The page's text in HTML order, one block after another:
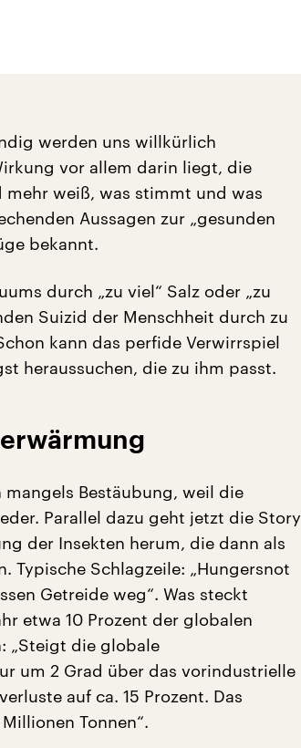
werden uns willkürlich
vor allem darin liegt, die
mehr weiß, was stimmt und was
Aussagen zur „gesunden
bekannt.
durch „zu viel“ Salz oder „zu
Suizid der Menschheit durch zu
kann das perfide Verwirrspiel
heraussuchen, die zu ihm passt.
Bestäubung, weil die
Parallel dazu geht jetzt die Story
der Insekten herum, die dann als
Typische Schlagzeile: „Hungersnot
Getreide weg“. Was steckt
etwa 10 Prozent der globalen
„Steigt die globale
um 2 Grad über das vorindustrielle
auf ca. 15 Prozent. Das
Tonnen“.